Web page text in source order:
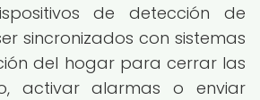
de detección de
sincronizados con sistemas
del hogar para cerrar las
activar alarmas o enviar